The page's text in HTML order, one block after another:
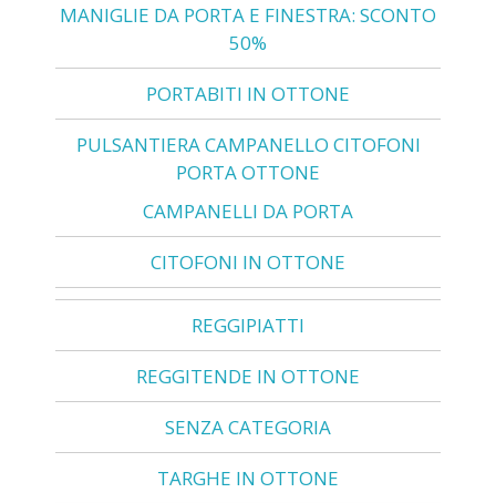
MANIGLIE DA PORTA E FINESTRA: SCONTO
50%
PORTABITI IN OTTONE
PULSANTIERA CAMPANELLO CITOFONI
PORTA OTTONE
CAMPANELLI DA PORTA
CITOFONI IN OTTONE
REGGIPIATTI
REGGITENDE IN OTTONE
SENZA CATEGORIA
TARGHE IN OTTONE